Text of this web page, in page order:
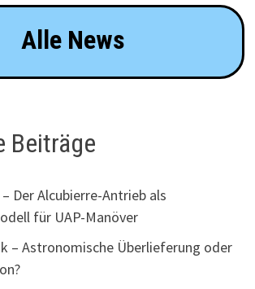
Alle News
Beiträge
Der Alcubierre-Antrieb als
für UAP-Manöver
– Astronomische Überlieferung oder